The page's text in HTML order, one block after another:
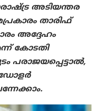
അടിയന്തര
താരിഫ്
അദ്ദേഹം
കോടതി
പരാജയപ്പെട്ടാൽ,